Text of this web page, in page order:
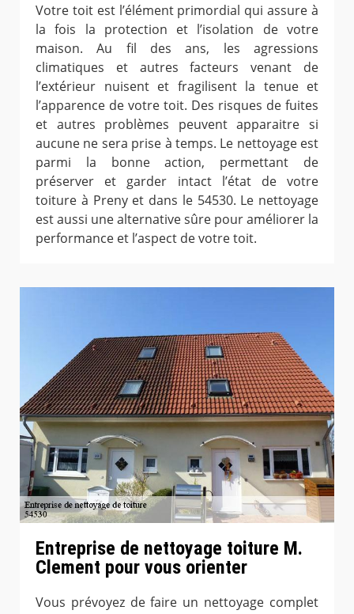
Votre toit est l’élément primordial qui assure à
la fois la protection et l’isolation de votre
maison. Au fil des ans, les agressions
climatiques et autres facteurs venant de
l’extérieur nuisent et fragilisent la tenue et
l’apparence de votre toit. Des risques de fuites
et autres problèmes peuvent apparaitre si
aucune ne sera prise à temps. Le nettoyage est
parmi la bonne action, permettant de
préserver et garder intact l’état de votre
toiture à Preny et dans le 54530. Le nettoyage
est aussi une alternative sûre pour améliorer la
performance et l’aspect de votre toit.
Entreprise de nettoyage toiture M.
Clement pour vous orienter
Vous prévoyez de faire un nettoyage complet